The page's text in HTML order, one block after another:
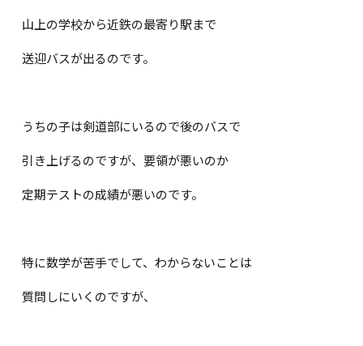
山上の学校から近鉄の最寄り駅まで
送迎バスが出るのです。
うちの子は剣道部にいるので後のバスで
引き上げるのですが、要領が悪いのか
定期テストの成績が悪いのです。
特に数学が苦手でして、わからないことは
質問しにいくのですが、